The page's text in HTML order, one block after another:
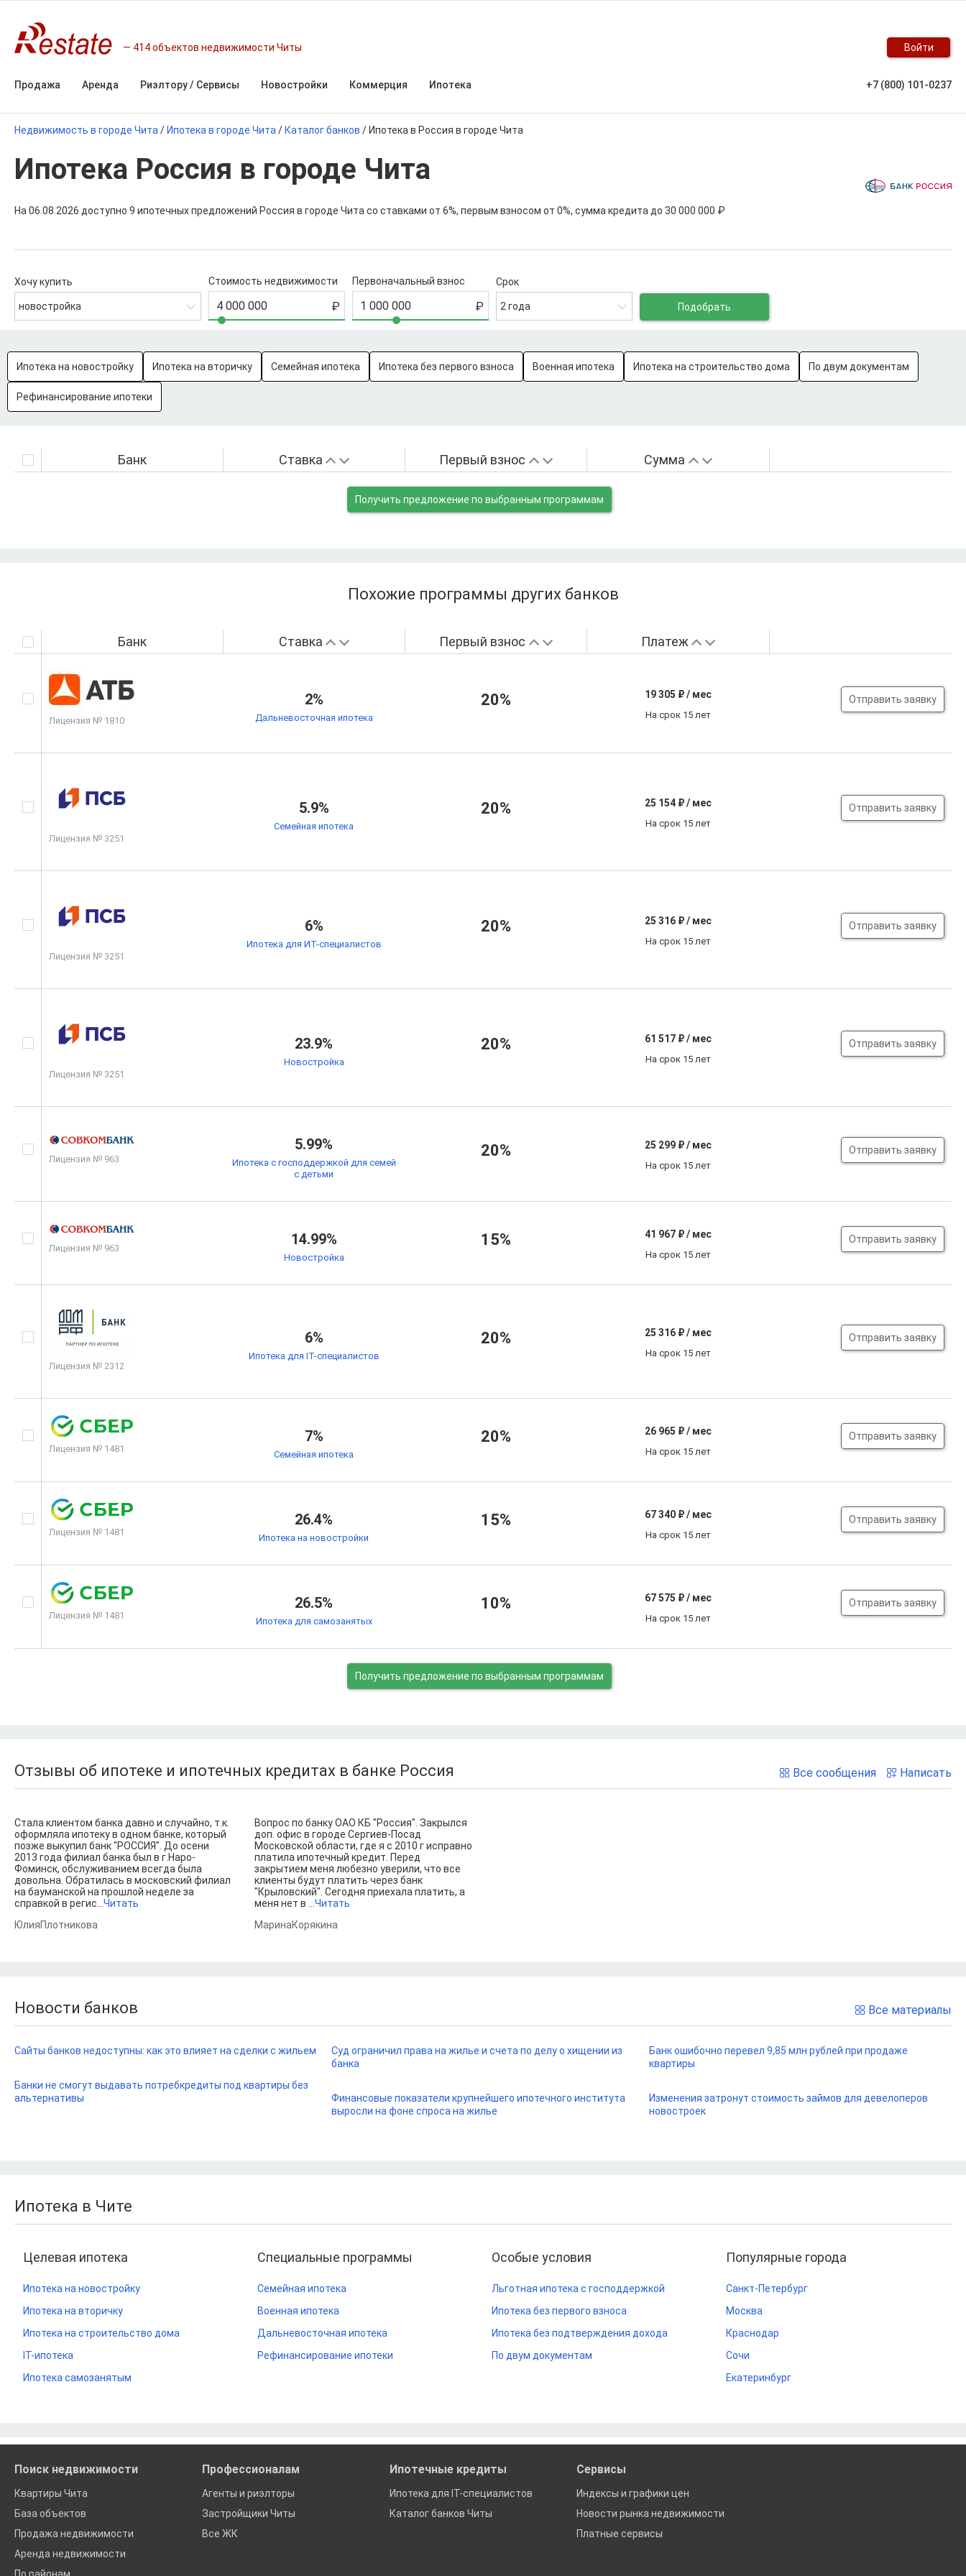
414 объектов недвижимости Читы Войти
Продажа Аренда Риэлтору / Сервисы Новостройки Коммерция Ипотека +7 (800) 101-0237
Недвижимость в городе Чита / Ипотека в городе Чита / Каталог банков / Ипотека в Россия в городе Чита
Ипотека Россия в городе Чита
На 06.08.2026 доступно 9 ипотечных предложений Россия в городе Чита со ставками от 6%, первым взносом от 0%, сумма кредита до 30 000 000 ₽
Хочу купить
новостройка
Стоимость недвижимости Первоначальный взнос Срок
2 года Подобрать
Ипотека на новостройку Ипотека на вторичку Семейная ипотека Ипотека без первого взноса Военная ипотека Ипотека на строительство дома По двум документам
Рефинансирование ипотеки
Банк Ставка Первый взнос Сумма
Получить предложение по выбранным программам
Похожие программы других банков
Банк Ставка Первый взнос Платеж
Лицензия № 1810
2%
Дальневосточная ипотека
20% 19 305 ₽ / мес
На срок 15 лет
Отправить заявку
Лицензия № 3251
5.9%
Семейная ипотека
20% 25 154₽ / мес
На срок 15 лет
Отправить заявку
Лицензия № 3251
6%
Ипотека для ИТ-специалистов
20% 25 316₽ / мес
На срок 15 лет
Отправить заявку
Лицензия № 3251
23.9%
Новостройка
20% 61 517₽ / мес
На срок 15 лет
Отправить заявку
Лицензия № 963
5.99%
Ипотека с господдержкой для семей
с детьми
20% 25 299₽ / мес
На срок 15 лет
Отправить заявку
Лицензия № 963
14.99%
Новостройка
15% 41 967₽ / мес
На срок 15 лет
Отправить заявку
Лицензия № 2312
6%
Ипотека для IT-специалистов
20% 25 316₽ / мес
На срок 15 лет
Отправить заявку
Лицензия № 1481
7%
Семейная ипотека
20% 26 965 ₽ / мес
На срок 15 лет
Отправить заявку
Лицензия № 1481
26.4%
Ипотека на новостройки
15% 67 340₽ / мес
На срок 15 лет
Отправить заявку
Лицензия № 1481
26.5%
Ипотека для самозанятых
10% 67 575 ₽ / мес
На срок 15 лет
Отправить заявку
Получить предложение по выбранным программам
Все сообщения Написать
Отзывы об ипотеке и ипотечных кредитах в банке Россия
Стала клиентом банка давно и случайно, т.к.
оформляла ипотеку в одном банке, который
позже выкупил банк "РОССИЯ". До осени
2013 года филиал банка был в г.Наро-
Фоминск, обслуживанием всегда была
довольна. Обратилась в московский филиал
на бауманской на прошлой неделе за
справкой в регис... Читать
ЮлияПлотникова
Вопрос по банку ОАО КБ "Россия". Закрылся
доп. офис в городе Сергиев-Посад
Московской области, где я с 2010 г исправно
платила ипотечный кредит. Перед
закрытием меня любезно уверили, что все
клиенты будут платить через банк
"Крыловский". Сегодня приехала платить, а
меня нет в ... Читать
МаринаКорякина
Все материалы
Новости банков
Сайты банков недоступны: как это влияет на сделки с жильем
Банки не смогут выдавать потребкредиты под квартиры без
альтернативы
Суд ограничил права на жилье и счета по делу о хищении из
банка
Финансовые показатели крупнейшего ипотечного института
выросли на фоне спроса на жилье
Банк ошибочно перевел 9,85 млн рублей при продаже
квартиры
Изменения затронут стоимость займов для девелоперов
новостроек
Ипотека в Чите
Целевая ипотека
Ипотека на новостройку
Ипотека на вторичку
Ипотека на строительство дома
IT-ипотека
Ипотека самозанятым
Специальные программы
Семейная ипотека
Военная ипотека
Дальневосточная ипотека
Рефинансирование ипотеки
Особые условия
Льготная ипотека с господдержкой
Ипотека без первого взноса
Ипотека без подтверждения дохода
По двум документам
Популярные города
Санкт-Петербург
Москва
Краснодар
Сочи
Екатеринбург
Поиск недвижимости
Квартиры Чита
База объектов
Продажа недвижимости
Аренда недвижимости
Профессионалам
Агенты и риэлторы
Застройщики Читы
Все ЖК
Ипотечные кредиты
Ипотека для IT-специалистов
Каталог банков Читы
Сервисы
Индексы и графики цен
Новости рынка недвижимости
Платные сервисы